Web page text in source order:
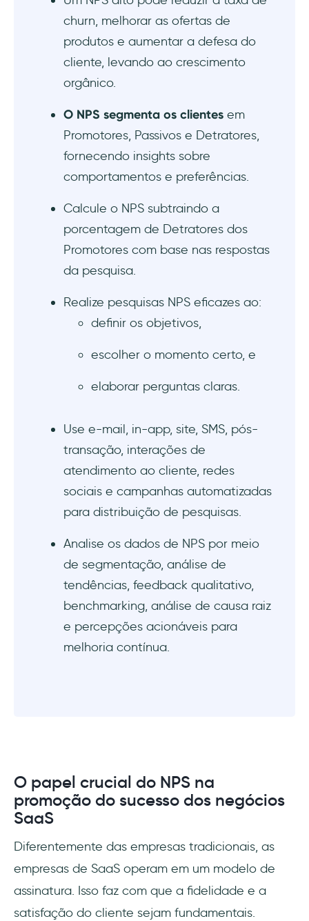
5- Typeform
6- Retently
7- Wootric
8- SurveySparrow
Como usar os dados do NPS para crescer
1. Análise de segmentação
3. Análise de feedback qualitativo
5. Análise da causa raiz
6. Insights práticos
7. Melhoria contínua
inovadoras para um desempenho superior
1- Benchmarks do NPS
2- NPS transacional
Conclusão
churn, melhorar as ofertas de
produtos e aumentar a defesa do
cliente, levando ao crescimento
orgânico.
O NPS segmenta os clientes em
Promotores, Passivos e Detratores,
fornecendo insights sobre
comportamentos e preferências.
Calcule o NPS subtraindo a
porcentagem de Detratores dos
Promotores com base nas respostas
da pesquisa.
Realize pesquisas NPS eficazes ao:
definir os objetivos,
escolher o momento certo, e
elaborar perguntas claras.
Use e-mail, in-app, site, SMS, pós-
transação, interações de
atendimento ao cliente, redes
sociais e campanhas automatizadas
para distribuição de pesquisas.
Analise os dados de NPS por meio
de segmentação, análise de
tendências, feedback qualitativo,
benchmarking, análise de causa raiz
e percepções acionáveis para
melhoria contínua.
O papel crucial do NPS na
promoção do sucesso dos negócios
SaaS
Diferentemente das empresas tradicionais, as
empresas de SaaS operam em um modelo de
assinatura. Isso faz com que a fidelidade e a
satisfação do cliente sejam fundamentais.